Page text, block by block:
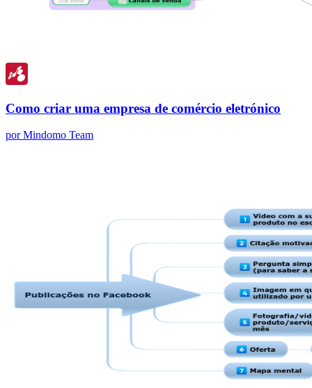
Como criar uma empresa de comércio eletrónico
por Mindomo Team